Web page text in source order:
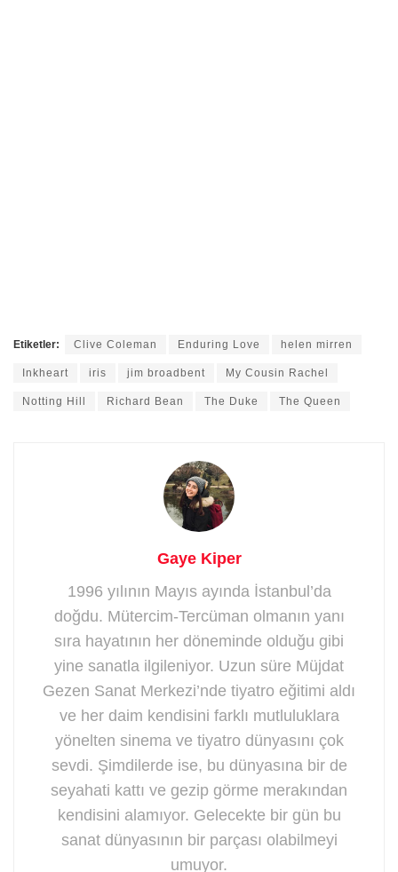
Etiketler: Clive Coleman Enduring Love helen mirren
Inkheart iris jim broadbent My Cousin Rachel
Notting Hill Richard Bean The Duke The Queen
Gaye Kiper
1996 yılının Mayıs ayında İstanbul’da
doğdu. Mütercim-Tercüman olmanın yanı
sıra hayatının her döneminde olduğu gibi
yine sanatla ilgileniyor. Uzun süre Müjdat
Gezen Sanat Merkezi’nde tiyatro eğitimi aldı
ve her daim kendisini farklı mutluluklara
yönelten sinema ve tiyatro dünyasını çok
sevdi. Şimdilerde ise, bu dünyasına bir de
seyahati kattı ve gezip görme merakından
kendisini alamıyor. Gelecekte bir gün bu
sanat dünyasının bir parçası olabilmeyi
umuyor.